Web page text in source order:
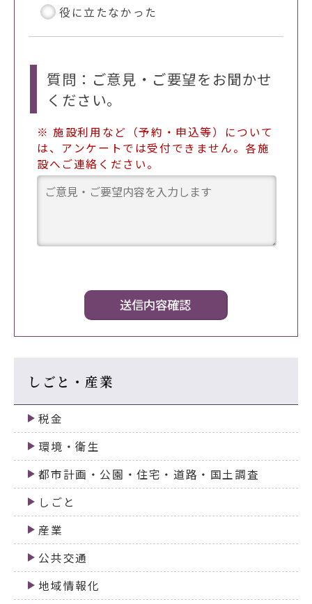
役に立たなかった
質問：ご意見・ご要望をお聞かせ
ください。
※ 施設利用など（予約・申込等）について
は、アンケートでは受付できません。各施
設へご連絡ください。
しごと・産業
税金
環境・衛生
都市計画・公園・住宅・道路・国土調査
しごと
産業
公共交通
地域情報化